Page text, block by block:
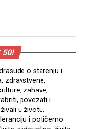
50!
o starenju i
zdravstvene,
zabave,
povezati i
u životu.
i potičemo